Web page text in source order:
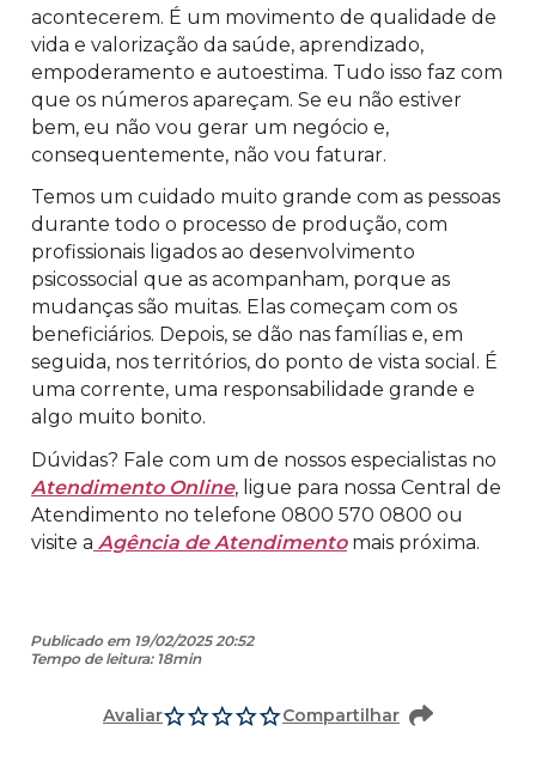
acontecerem. É um movimento de qualidade de
vida e valorização da saúde, aprendizado,
empoderamento e autoestima. Tudo isso faz com
que os números apareçam. Se eu não estiver
bem, eu não vou gerar um negócio e,
consequentemente, não vou faturar.
Temos um cuidado muito grande com as pessoas
durante todo o processo de produção, com
profissionais ligados ao desenvolvimento
psicossocial que as acompanham, porque as
mudanças são muitas. Elas começam com os
beneficiários. Depois, se dão nas famílias e, em
seguida, nos territórios, do ponto de vista social. É
uma corrente, uma responsabilidade grande e
algo muito bonito.
Dúvidas? Fale com um de nossos especialistas no
Atendimento Online, ligue para nossa Central de
Atendimento no telefone 0800 570 0800 ou
visite a Agência de Atendimentomais próxima.
Publicado em 19/02/2025 20:52
Tempo de leitura: 18min
Avaliar Compartilhar